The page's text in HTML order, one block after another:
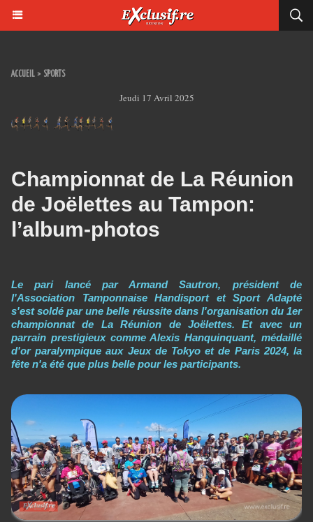
ACCUEIL > SPORTS
Jeudi 17 Avril 2025
Championnat de La Réunion
de Joëlettes au Tampon:
l’album-photos
Le pari lancé par Armand Sautron, président de
l'Association Tamponnaise Handisport et Sport Adapté
s'est soldé par une belle réussite dans l'organisation du 1er
championnat de La Réunion de Joëlettes. Et avec un
parrain prestigieux comme Alexis Hanquinquant, médaillé
d'or paralympique aux Jeux de Tokyo et de Paris 2024, la
fête n'a été que plus belle pour les participants.